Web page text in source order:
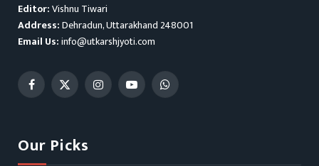
Editor:Vishnu Tiwari
Address:Dehradun, Uttarakhand 248001
Email Us:info@utkarshjyoti.com
Facebook
X
InstagramYouTubeWhatsApp
Our Picks